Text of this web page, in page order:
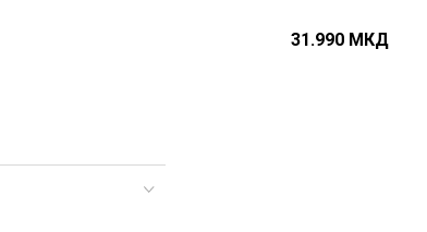
31.990 МКД